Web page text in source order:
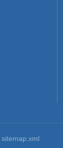
sitemap.xml